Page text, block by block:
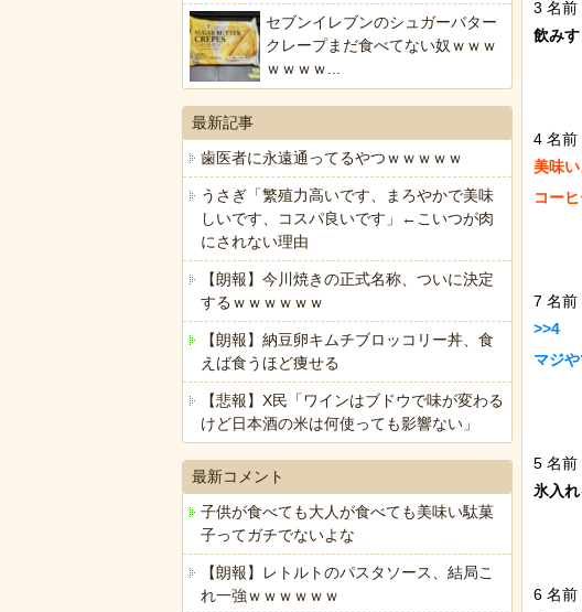
3 名前
飲み
4 名前
美味
コー
7 名前
>>4
マジ
5 名前
氷入
6 名前
セブンイレブンのシュガーバター
クレープまだ食べてない奴ｗｗｗ
ｗｗｗｗ...
最新記事
歯医者に永遠通ってるやつｗｗｗｗｗ
うさぎ「繁殖力高いです、まろやかで美味
しいです、コスパ良いです」←こいつが肉
にされない理由
【朗報】今川焼きの正式名称、ついに決定
するｗｗｗｗｗｗ
【朗報】納豆卵キムチブロッコリー丼、食
えば食うほど痩せる
【悲報】X民「ワインはブドウで味が変わる
けど日本酒の米は何使っても影響ない」
最新コメント
子供が食べても大人が食べても美味い駄菓
子ってガチでないよな
【朗報】レトルトのパスタソース、結局こ
れ一強ｗｗｗｗｗｗ